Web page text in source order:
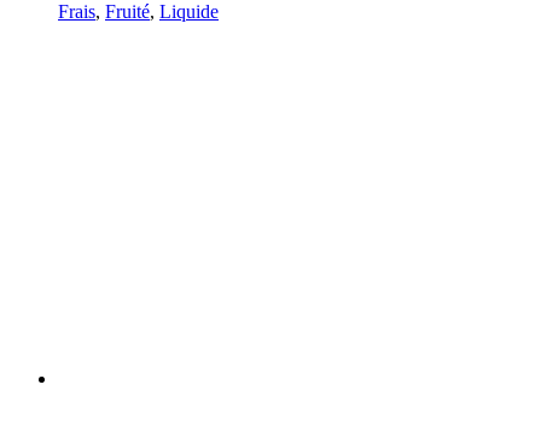
Frais, Fruité, Liquide